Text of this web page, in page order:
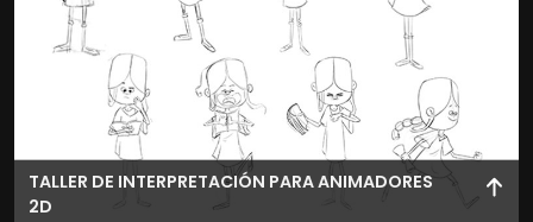
TALLER DE INTERPRETACIÓN PARA ANIMADORES
2D